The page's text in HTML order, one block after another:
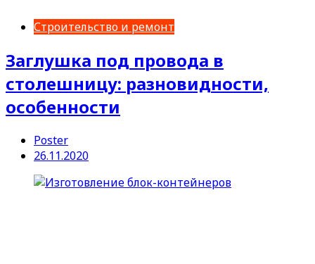
Строительство и ремонт
Заглушка под провода в
столешницу: разновидности,
особенности
Poster
26.11.2020